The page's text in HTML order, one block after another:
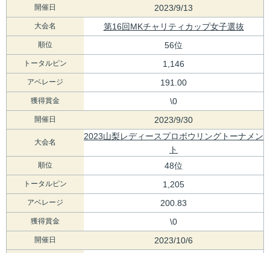
開催日 2023/9/13
大会名 第16回MKチャリティカップ女子選抜
順位 56位
トータルピン 1,146
アベレージ 191.00
獲得賞金 \0
開催日 2023/9/30
大会名
2023山梨レディースプロボウリングトーナメン
ト
順位 48位
トータルピン 1,205
アベレージ 200.83
獲得賞金 \0
開催日 2023/10/6